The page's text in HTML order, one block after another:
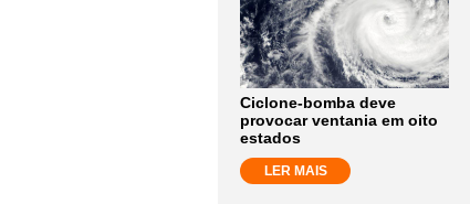
Ciclone-bomba deve
provocar ventania em oito
estados
LER MAIS